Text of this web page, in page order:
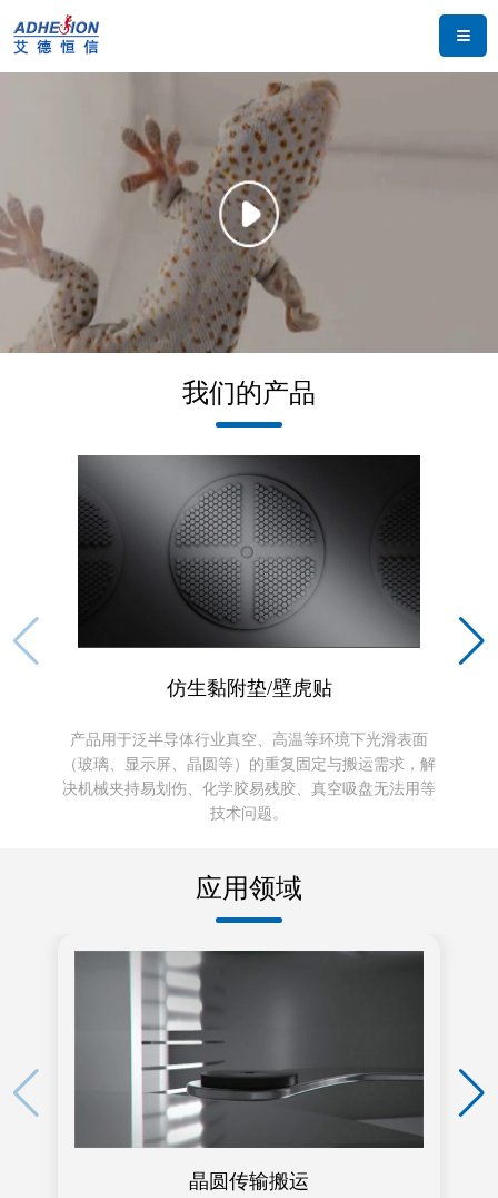
产品中心
应用领域
新闻中心
我们的产品
仿生黏附垫/壁虎贴
产品用于泛半导体行业真空、高温等环境下光滑表面
（玻璃、显示屏、晶圆等）的重复固定与搬运需求，解
决机械夹持易划伤、化学胶易残胶、真空吸盘无法用等
技术问题。
应用领域
晶圆传输搬运